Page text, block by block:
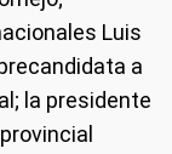
Luis
a
la presidente